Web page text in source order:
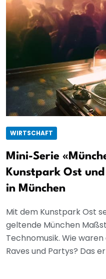
WIRTSCHAFT
Mini-Serie
Kunstpark Ost
in München
Mit dem Kunstpark Ost
geltende München
Technomusik. Wie
Raves und Partys? Das